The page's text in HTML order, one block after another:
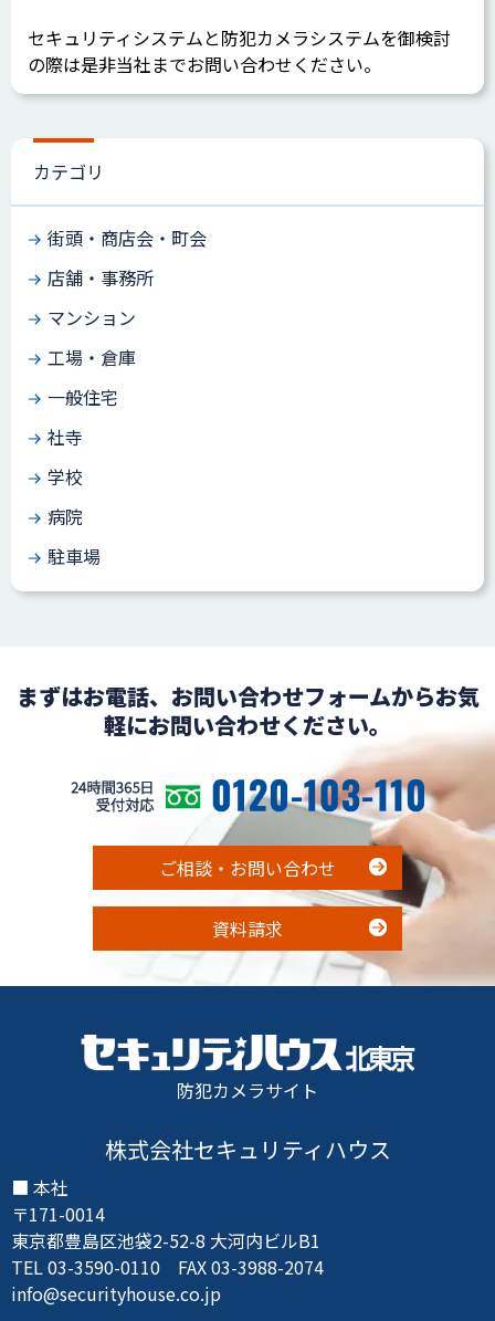
セキュリティシステムと防犯カメラシステムを御検討
の際は是非当社までお問い合わせください。
カテゴリ
街頭・商店会・町会
店舗・事務所
マンション
工場・倉庫
一般住宅
社寺
学校
病院
駐車場
まずはお電話、お問い合わせフォームからお気
軽にお問い合わせください。
ご相談・お問い合わせ
資料請求
防犯カメラサイト
株式会社セキュリティハウス
本社
〒171-0014
東京都豊島区池袋2-52-8 大河内ビルB1
TEL 03-3590-0110 FAX 03-3988-2074
info@securityhouse.co.jp